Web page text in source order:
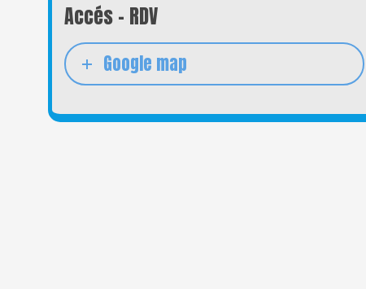
Accés - RDV
Google map